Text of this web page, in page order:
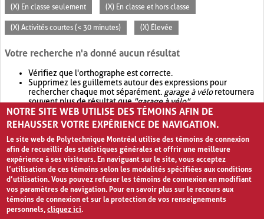
(X) En classe seulement (X) En classe et hors classe
(X) Activités courtes (< 30 minutes) (X) Élevée
Votre recherche n'a donné aucun résultat
Vérifiez que l'orthographe est correcte.
Supprimez les guillemets autour des expressions pour
rechercher chaque mot séparément. garage à véloretournera
souvent plus de résultat que"garage à vélo".
Envisagez d'élargir votre recherche avec OR.garage OR vélo
retournera souvent plus de résultat quegarage à vélo
NOTRE SITE WEB UTILISE DES TÉMOINS AFIN DE
REHAUSSER VOTRE EXPÉRIENCE DE NAVIGATION.
Le site web de Polytechnique Montréal utilise des témoins de connexion
afin de recueillir des statistiques générales et offrir une meilleure
expérience à ses visiteurs. En naviguant sur le site, vous acceptez
l’utilisation de ces témoins selon les modalités spécifiées aux conditions
d’utilisation. Vous pouvez refuser les témoins de connexion en modifiant
vos paramètres de navigation. Pour en savoir plus sur le recours aux
témoins de connexion et sur la protection de vos renseignements
personnels,cliquez ici.